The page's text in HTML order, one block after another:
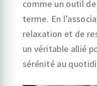
comme un outil de
terme. En
relaxation et de
un véritable allié
sérénité au